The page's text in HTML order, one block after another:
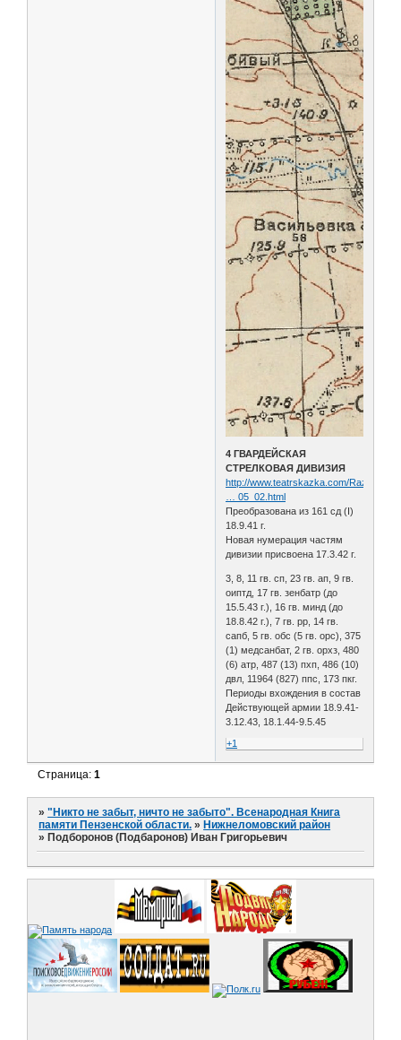
4 ГВАРДЕЙСКАЯ
СТРЕЛКОВАЯ ДИВИЗИЯ
http://www.teatrskazka.com/Raznoe/
… 05_02.html
Преобразована из 161 сд (I)
18.9.41 г.
Новая нумерация частям
дивизии присвоена 17.3.42 г.
3, 8, 11 гв. сп, 23 гв. ап, 9 гв.
оиптд, 17 гв. зенбатр (до
15.5.43 г.), 16 гв. минд (до
18.8.42 г.), 7 гв. рр, 14 гв.
сапб, 5 гв. обс (5 гв. орс), 375
(1) медсанбат, 2 гв. орхз, 480
(6) атр, 487 (13) пхп, 486 (10)
двл, 11964 (827) ппс, 173 пкг.
Периоды вхождения в состав
Действующей армии 18.9.41-
3.12.43, 18.1.44-9.5.45
+1
Страница:1
»"Никто не забыт, ничто не забыто". Всенародная Книга
памяти Пензенской области. » Нижнеломовский район
» Подборонов (Подбаронов) Иван Григорьевич